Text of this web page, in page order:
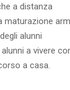
a distanza
maturazione
alunni
a vivere
a casa.